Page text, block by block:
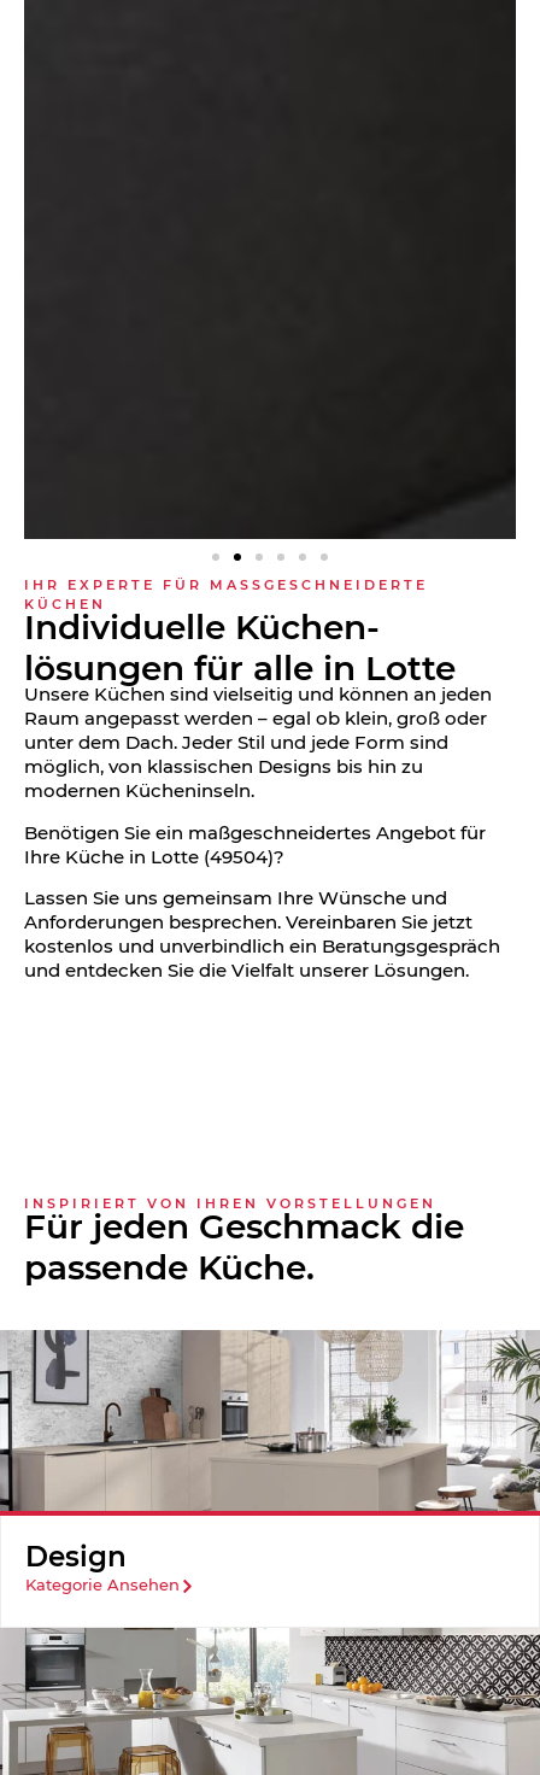
IHR EXPERTE FÜR MASSGESCHNEIDERTE K
ÜCHEN
Individuelle Küchen­
lösungen für alle in Lotte
Unsere Küchen sind vielseitig und können an jeden
Raum angepasst werden – egal ob klein, groß oder
unter dem Dach. Jeder Stil und jede Form sind
möglich, von klassischen Designs bis hin zu
modernen Kücheninseln.
Benötigen Sie ein maßgeschneidertes Angebot für
Ihre Küche in Lotte (49504)?
Lassen Sie uns gemeinsam Ihre Wünsche und
Anforderungen besprechen. Vereinbaren Sie jetzt
kostenlos und unverbindlich ein Beratungsgespräch
und entdecken Sie die Vielfalt unserer Lösungen.
INSPIRIERT VON IHREN VORSTELLUNGEN
Für jeden Geschmack die
passende Küche.
Design
Kategorie Ansehen